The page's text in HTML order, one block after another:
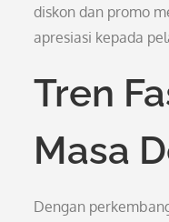
diskon dan promo
apresiasi kepada
Tren
Masa
Dengan